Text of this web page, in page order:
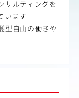
サルティングを
います
型自由の働きや